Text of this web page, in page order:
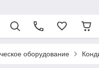
оборудование